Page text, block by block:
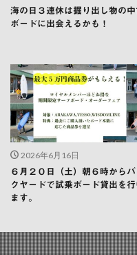
海の日３連休は掘り出し物の中
ボードに出会えるかも！
2026年6月16日
６月２０日（土）朝６時からバ
クヤードで試乗ボード貸出を行
ます。